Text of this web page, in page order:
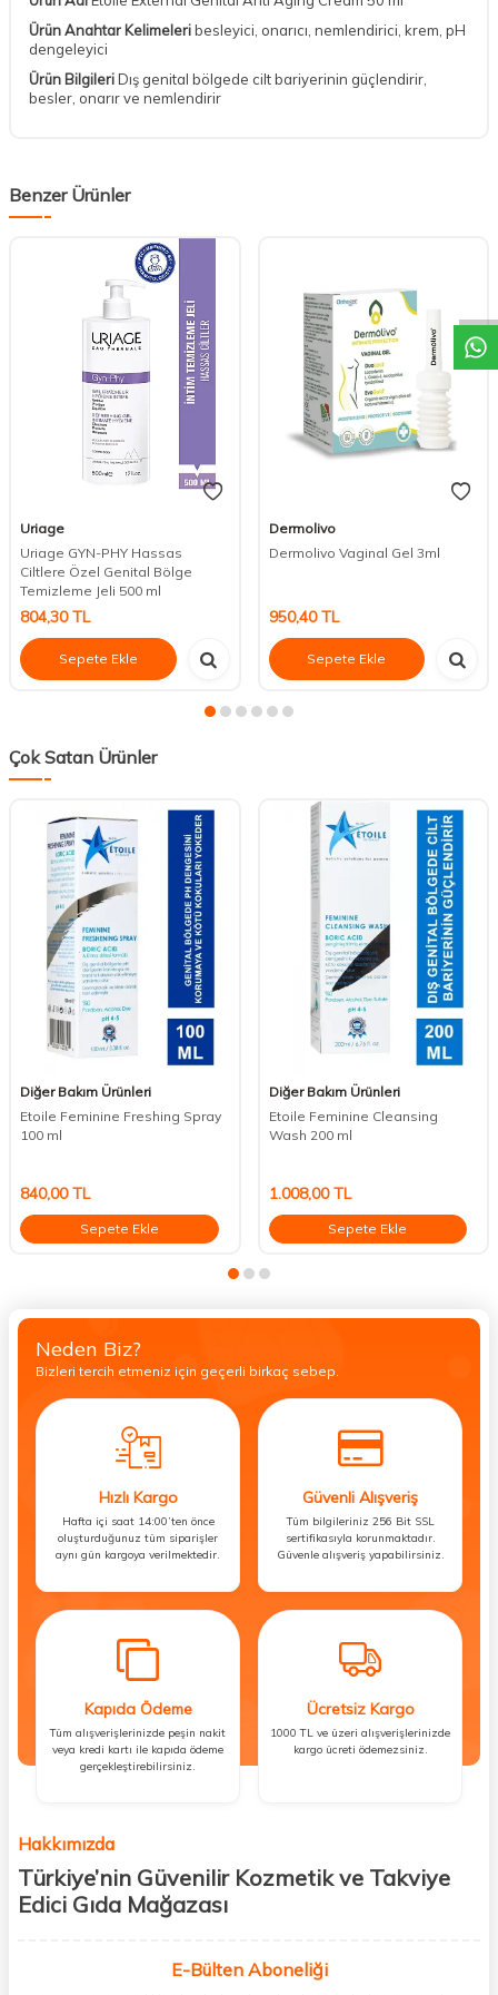
Ürün Anahtar Kelimeleribesleyici, onarıcı, nemlendirici, krem, pH
dengeleyici
Ürün BilgileriDış genital bölgede cilt bariyerinin güçlendirir,
besler, onarır ve nemlendirir
Benzer Ürünler
Uriage
Uriage GYN-PHY Hassas
Ciltlere Özel Genital Bölge
Temizleme Jeli 500 ml
804,30TL
Sepete Ekle
Dermolivo
Dermolivo Vaginal Gel 3ml
950,40TL
Sepete Ekle
Çok Satan Ürünler
Diğer Bakım Ürünleri
Etoile Feminine Freshing Spray
100 ml
840,00TL
Sepete Ekle
Diğer Bakım Ürünleri
Etoile Feminine Cleansing
Wash 200 ml
1.008,00TL
Sepete Ekle
Neden Biz?
Bizleri tercih etmeniz için geçerli birkaç sebep.
Hızlı Kargo
Hafta içi saat 14:00’ten önce
oluşturduğunuz tüm siparişler
aynı gün kargoya verilmektedir.
Güvenli Alışveriş
Tüm bilgileriniz 256 Bit SSL
sertifikasıyla korunmaktadır.
Güvenle alışveriş yapabilirsiniz.
Kapıda Ödeme
Tüm alışverişlerinizde peşin nakit
veya kredi kartı ile kapıda ödeme
gerçekleştirebilirsiniz.
Ücretsiz Kargo
1000 TL ve üzeri alışverişlerinizde
kargo ücreti ödemezsiniz.
Hakkımızda
Türkiye’nin Güvenilir Kozmetik ve Takviye
Edici Gıda Mağazası
kişisel bakım hem de takviye edici gıda ürünlerini sizlerle
buluşturuyoruz. Artık mağaza mağaza dolaşmanıza gerek yok;
E-Bülten Aboneliği